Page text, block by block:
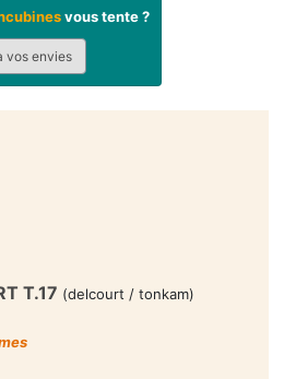
vous tente ?
vos envies
T.17 (delcourt / tonkam)